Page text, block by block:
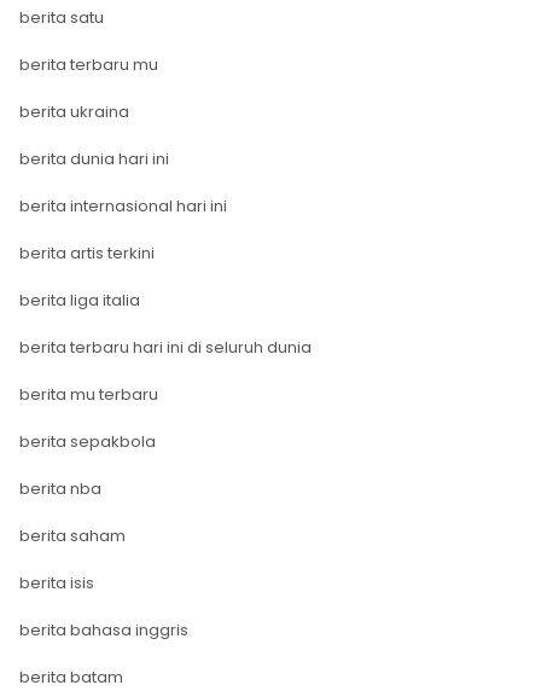
berita satu
berita terbaru mu
berita ukraina
berita dunia hari ini
berita internasional hari ini
berita artis terkini
berita liga italia
berita terbaru hari ini di seluruh dunia
berita mu terbaru
berita sepakbola
berita nba
berita saham
berita isis
berita bahasa inggris
berita batam